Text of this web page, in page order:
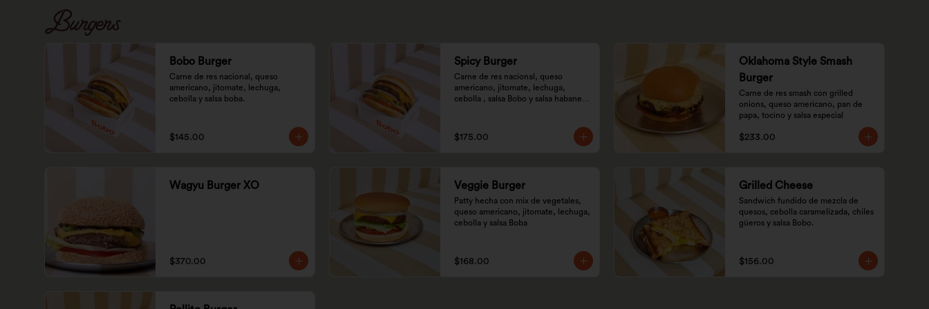
Burgers
Bobo Burger
Carne de res nacional, queso
americano, jitomate, lechuga,
cebolla y salsa boba.
$145.00
Spicy Burger
Carne de res nacional, queso
americano, jitomate, lechuga,
cebolla , salsa Bobo y salsa habanero
$175.00
Oklahoma Style Smash
Burger
Carne de res smash con grilled
onions, queso americano, pan de
papa, tocino y salsa especial
$233.00
Wagyu Burger XO
$370.00
Veggie Burger
Patty hecha con mix de vegetales,
queso americano, jitomate, lechuga,
cebolla y salsa Boba
$168.00
Grilled Cheese
Sandwich fundido de mezcla de
quesos, cebolla caramelizada, chiles
güeros y salsa Bobo.
$156.00